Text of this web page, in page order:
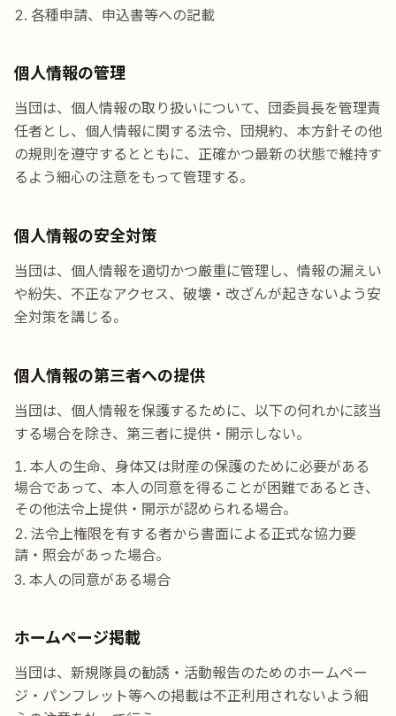
各種申請、申込書等への記載
個人情報の管理
当団は、個人情報の取り扱いについて、団委員長を管理責
任者とし、個人情報に関する法令、団規約、本方針その他
の規則を遵守するとともに、正確かつ最新の状態で維持す
るよう細心の注意をもって管理する。
個人情報の安全対策
当団は、個人情報を適切かつ厳重に管理し、情報の漏えい
や紛失、不正なアクセス、破壊・改ざんが起きないよう安
全対策を講じる。
個人情報の第三者への提供
当団は、個人情報を保護するために、以下の何れかに該当
する場合を除き、第三者に提供・開示しない。
本人の生命、身体又は財産の保護のために必要がある
場合であって、本人の同意を得ることが困難であるとき、
その他法令上提供・開示が認められる場合。
法令上権限を有する者から書面による正式な協力要
請・照会があった場合。
本人の同意がある場合
ホームページ掲載
当団は、新規隊員の勧誘・活動報告のためのホームペー
ジ・パンフレット等への掲載は不正利用されないよう細